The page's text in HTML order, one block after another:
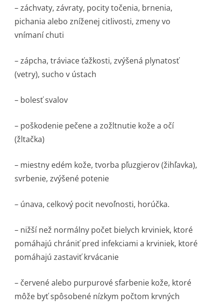
– záchvaty, závraty, pocity točenia, brnenia,
pichania alebo zníženej citlivosti, zmeny vo
vnímaní chuti
– zápcha, tráviace ťažkosti, zvýšená plynatosť
(vetry), sucho v ústach
– bolesť svalov
– poškodenie pečene a zožltnutie kože a očí
(žltačka)
– miestny edém kože, tvorba pľuzgierov (žihľavka),
svrbenie, zvýšené potenie
– únava, celkový pocit nevoľnosti, horúčka.
– nižší než normálny počet bielych krviniek, ktoré
pomáhajú chrániť pred infekciami a krviniek, ktoré
pomáhajú zastaviť krvácanie
– červené alebo purpurové sfarbenie kože, ktoré
môže byť spôsobené nízkym počtom krvných